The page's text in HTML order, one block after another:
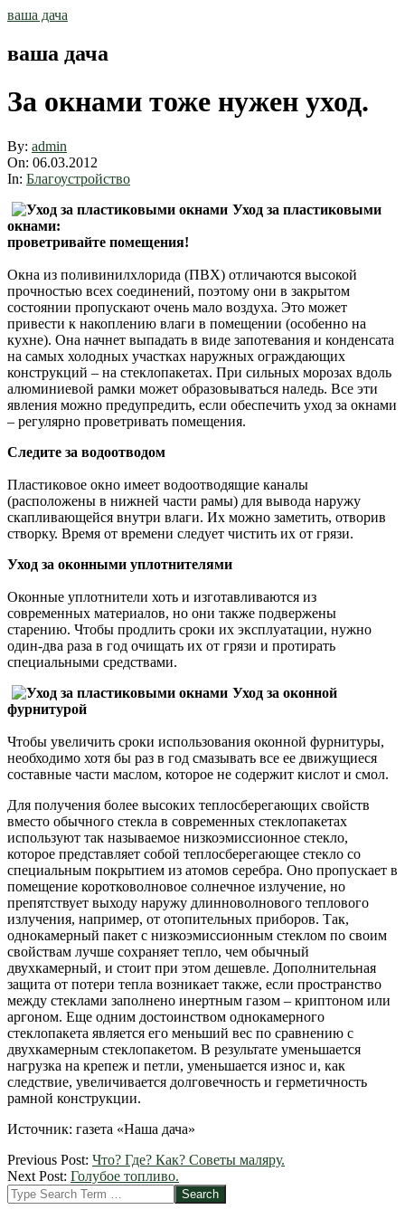
Skip
ваша дача
ваша дача
За окнами тоже нужен уход.
By: admin
On: 06.03.2012
In: Благоустройство
Уход за пластиковыми
окнами:
проветривайте помещения!
Окна из поливинилхлорида (ПВХ) отличаются высокой
прочностью всех соединений, поэтому они в закрытом
состоянии пропускают очень мало воздуха. Это может
привести к накоплению влаги в помещении (особенно на
кухне). Она начнет выпадать в виде запотевания и конденсата
на самых холодных участках наружных ограждающих
конструкций – на стеклопакетах. При сильных морозах вдоль
алюминиевой рамки может образовываться наледь. Все эти
явления можно предупредить, если обеспечить уход за окнами
– регулярно проветривать помещения.
Следите за водоотводом
Пластиковое окно имеет водоотводящие каналы
(расположены в нижней части рамы) для вывода наружу
скапливающейся внутри влаги. Их можно заметить, отворив
створку. Время от времени следует чистить их от грязи.
Уход за оконными уплотнителями
Оконные уплотнители хоть и изготавливаются из
современных материалов, но они также подвержены
старению. Чтобы продлить сроки их эксплуатации, нужно
один-два раза в год очищать их от грязи и протирать
специальными средствами.
Уход за оконной
фурнитурой
Чтобы увеличить сроки использования оконной фурнитуры,
необходимо хотя бы раз в год смазывать все ее движущиеся
составные части маслом, которое не содержит кислот и смол.
Для получения более высоких теплосберегающих свойств
вместо обычного стекла в современных стеклопакетах
используют так называемое низкоэмиссионное стекло,
которое представляет собой теплосберегающее стекло со
специальным покрытием из атомов серебра. Оно пропускает в
помещение коротковолновое солнечное излучение, но
препятствует выходу наружу длинноволнового теплового
излучения, например, от отопительных приборов. Так,
однокамерный пакет с низкоэмиссионным стеклом по своим
свойствам лучше сохраняет тепло, чем обычный
двухкамерный, и стоит при этом дешевле. Дополнительная
защита от потери тепла возникает также, если пространство
между стеклами заполнено инертным газом – криптоном или
аргоном. Еще одним достоинством однокамерного
стеклопакета является его меньший вес по сравнению с
двухкамерным стеклопакетом. В результате уменьшается
нагрузка на крепеж и петли, уменьшается износ и, как
следствие, увеличивается долговечность и герметичность
рамной конструкции.
Источник: газета «Наша дача»
2012-
03-
06
Previous Post: Что? Где? Как? Советы маляру.
Next Post: Голубое топливо.
Search